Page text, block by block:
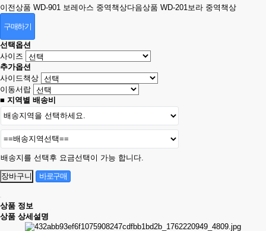
이전상품 WD-901 보레아스 중역책상다음상품 WD-201보라 중역책상
구매하기
선택옵션
사이즈
추가옵션
사이드책상
이동서랍
■ 지역별 배송비
배송지를 선택후 요금선택이 가능 합니다.
상품 정보
상품 상세설명